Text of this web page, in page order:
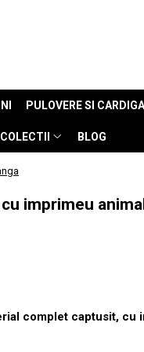
PULOVERE SI
COLECTII BLOG
imprimeu
complet captusit, cu